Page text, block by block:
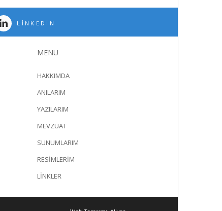
LINKEDIN
MENU
HAKKIMDA
ANILARIM
YAZILARIM
MEVZUAT
SUNUMLARIM
RESİMLERİM
LİNKLER